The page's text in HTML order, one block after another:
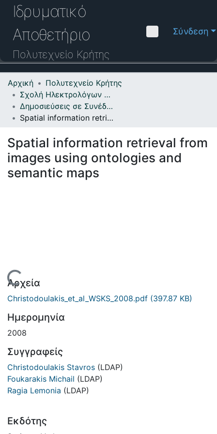
Ιδρυματικό
Αποθετήριο
Πολυτεχνείο
Κρήτης
Σύνδεση
Κοινότητες & Συλλογές
Πλοήγηση στο Αποθετήριο
Επικοινωνία
Οδηγός Βοήθειας
Αρχική
Πολυτεχνείο Κρήτης
Σχολή Ηλεκτρολόγων Μηχανικών και Μηχανικών Υπολογιστών
Δημοσιεύσεις σε Συνέδρια
Spatial information retrieval from images using ontologies and semantic maps
Spatial information retrieval from
images using ontologies and
semantic maps
Φόρτωση...
Αρχεία
Christodoulakis_et_al_WSKS_2008.pdf (397.87 KB)
Ημερομηνία
2008
Συγγραφείς
Christodoulakis Stavros (LDAP)
Foukarakis Michail (LDAP)
Ragia Lemonia (LDAP)
Εκδότης